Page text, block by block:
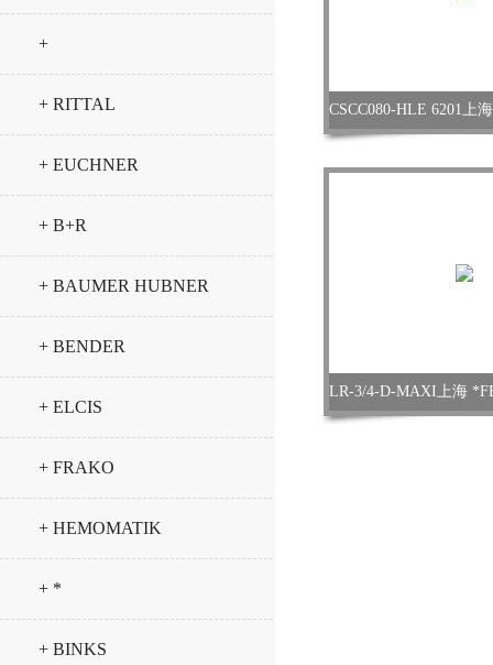
+
+ RITTAL
+ EUCHNER
+ B+R
+ BAUMER HUBNER
+ BENDER
+ ELCIS
+ FRAKO
+ HEMOMATIK
+ *
+ BINKS